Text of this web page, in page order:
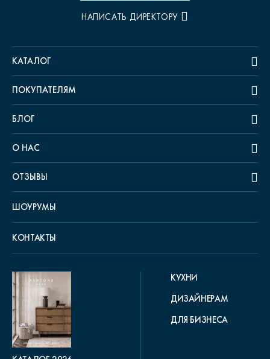
НАПИСАТЬ ДИРЕКТОРУ
КАТАЛОГ
ПОКУПАТЕЛЯМ
БЛОГ
О НАС
ОТЗЫВЫ
ШОУРУМЫ
КОНТАКТЫ
КУХНИ
ДИЗАЙНЕРАМ
ДЛЯ БИЗНЕСА